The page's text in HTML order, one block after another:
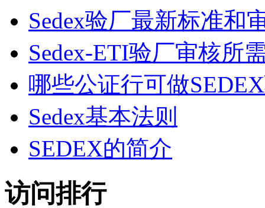
Sedex验厂最新标准和
Sedex-ETI验厂审核所
哪些公证行可做
Sedex基本法则
SEDEX的简介
访问排行